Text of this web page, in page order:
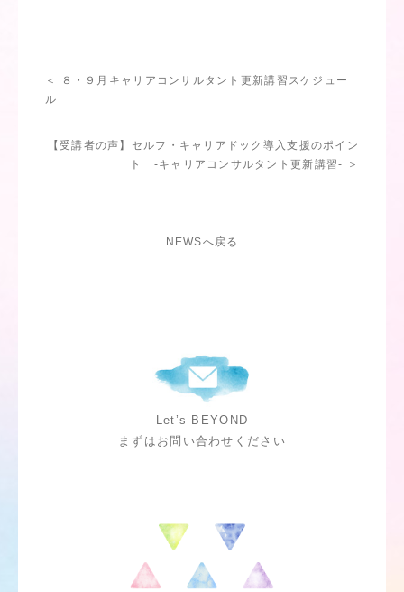
＜ ８・９月キャリアコンサルタント更新講習スケジュー
ル
【受講者の声】セルフ・キャリアドック導入支援のポイン
ト -キャリアコンサルタント更新講習- ＞
NEWSへ戻る
Let’s BEYOND
まずはお問い合わせください